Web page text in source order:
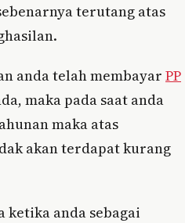
terutang atas
anda telah membayar PP
maka pada saat anda
maka atas
akan terdapat kurang
ketika anda sebagai